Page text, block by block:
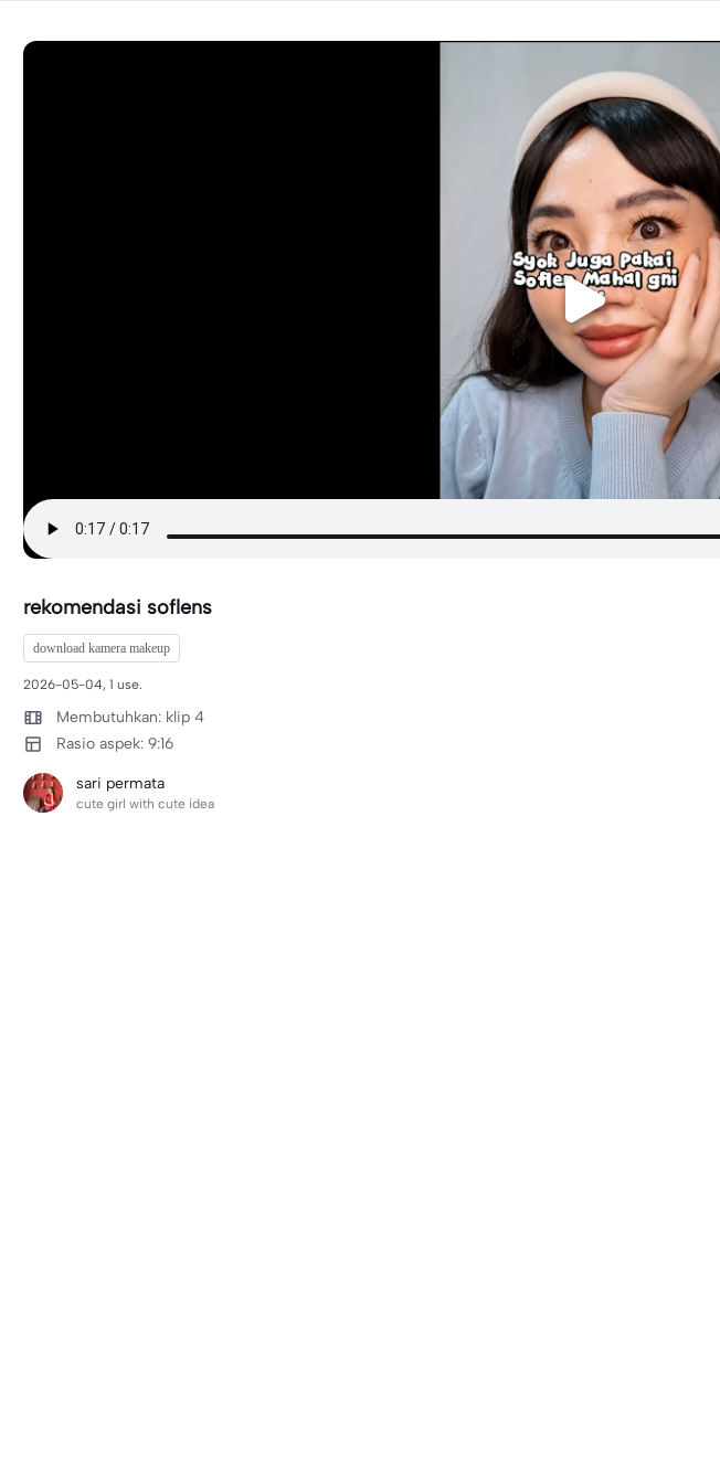
rekomendasi soflens
download kamera makeup
2026-05-04, 1 use.
Membutuhkan: klip 4
Rasio aspek: 9:16
sari permata
cute girl with cute idea